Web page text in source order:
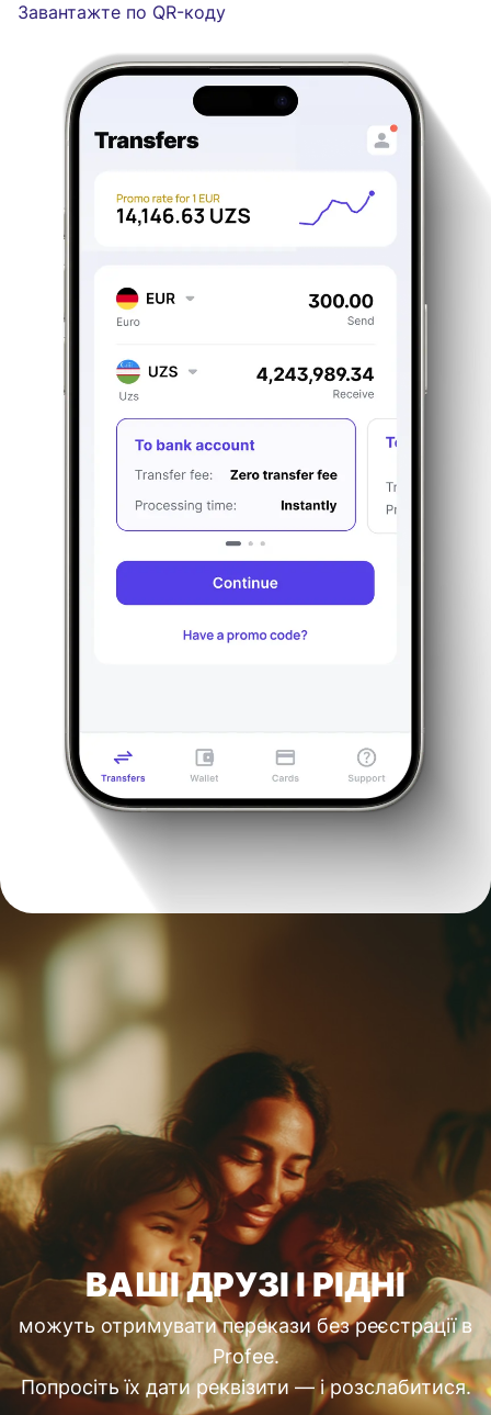
Завантажте по QR-коду
ВАШІ ДРУЗІ І РІДНІ
можуть отримувати перекази без реєстрації в
Profee.
Попросіть їх дати реквізити — і розслабитися.